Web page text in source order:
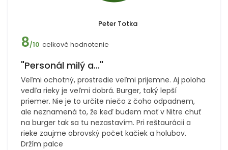
Peter Totka
8/10 celkové hodnotenie
"Personál milý a..."
Veľmi ochotný, prostredie veľmi prijemne. Aj poloha
vedľa rieky je veľmi dobrá. Burger, taký lepší
priemer. Nie je to určite niečo z čoho odpadnem,
ale neznamená to, že keď budem mať v Nitre chuť
na burger tak sa tu nezastavím. Pri reštaurácii a
rieke zaujme obrovský počet kačiek a holubov.
Držím palce